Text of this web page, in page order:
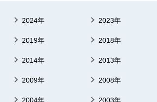
2024年 2023年
2019年 2018年
2014年 2013年
2009年 2008年
2004年 2003年